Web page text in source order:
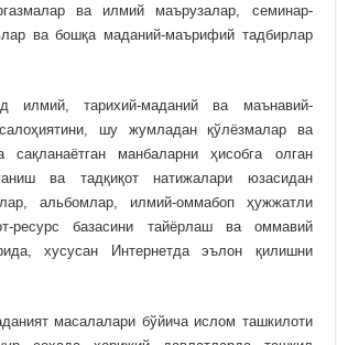
ва илмий маърузалар, семинар-
ва бошқа маданий-маърифий тадбирлар
илмий, тарихий-маданий ва маънавий-
шу жумладан қўлёзмалар ва
сақланаётган манбаларни ҳисобга олган
ва тадқиқот натижалари юзасидан
альбомлар, илмий-оммабоп ҳужжатли
ресурс базасини тайёрлаш ва оммавий
хусусан Интернетда эълон қилишни
масалалари бўйича ислом ташкилоти